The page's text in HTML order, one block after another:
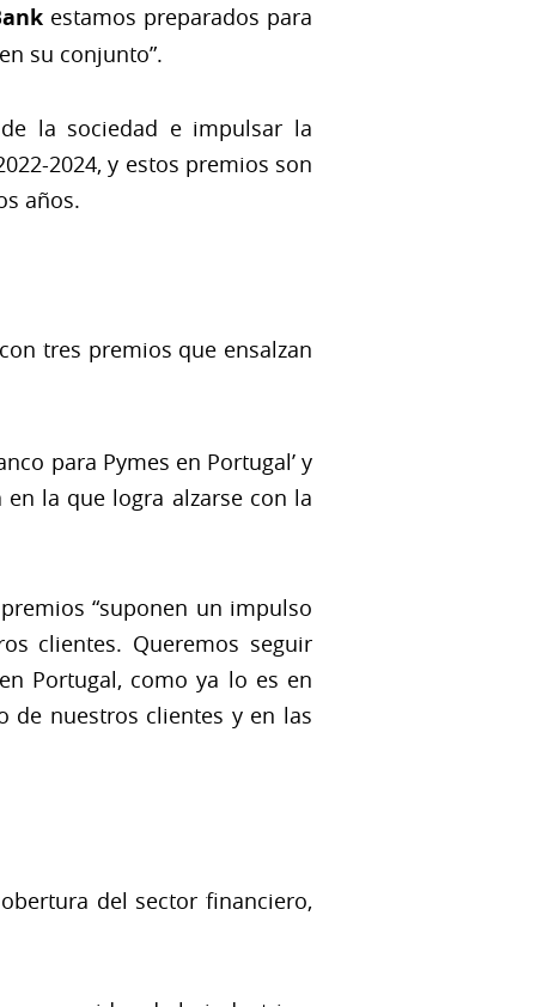
estamos preparados para
su conjunto”.
la sociedad e impulsar la
2024, y estos premios son
años.
tres premios que ensalzan
para Pymes en Portugal’ y
en la que logra alzarse con la
“suponen un impulso
clientes. Queremos seguir
Portugal, como ya lo es en
de nuestros clientes y en las
del sector financiero,